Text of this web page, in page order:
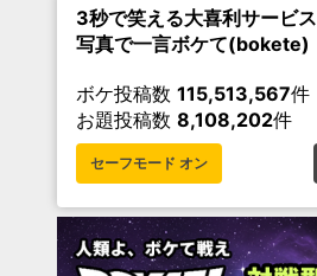
3秒で笑える大喜利サービス
写真で一言ボケて(bokete)
ボケ投稿数 115,513,567件
お題投稿数 8,108,202件
セーフモード オン